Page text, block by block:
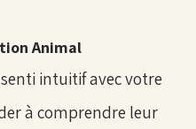
Animal
intuitif avec votre
à comprendre leur